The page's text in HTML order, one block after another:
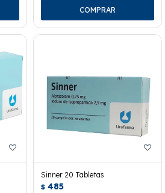
Sinner 20 Tabletas
$ 485